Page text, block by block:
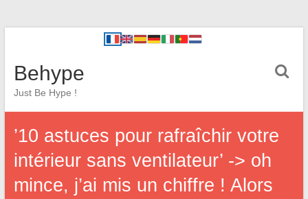
Behype
Just Be Hype !
’10 astuces pour rafraîchir votre
intérieur sans ventilateur’ -> oh
mince, j’ai mis un chiffre ! Alors